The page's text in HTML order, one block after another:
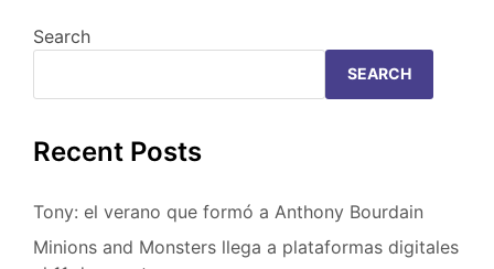
Search
SEARCH
Recent Posts
Tony: el verano que formó a Anthony Bourdain
Minions and Monsters llega a plataformas digitales